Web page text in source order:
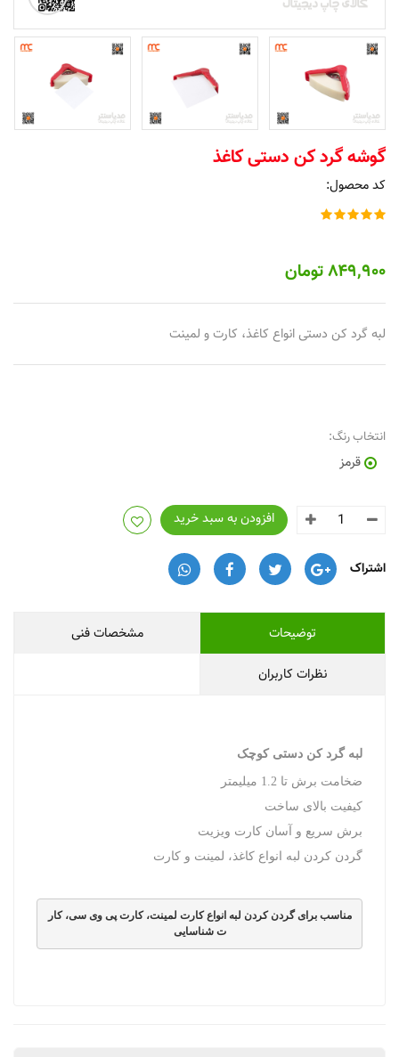
گوشه گرد کن دستی کاغذ
کد محصول:
۸۴۹,۹۰۰تومان
لبه گرد کن دستی انواع کاغذ، کارت و لمینت
انتخاب رنگ:
قرمز
افزودن به سبد خرید
اشتراک
توضیحات
مشخصات فنی
نظرات کاربران
لبه گرد کن دستی کوچک
ضخامت برش تا 1.2 میلیمتر
کیفیت بالای ساخت
برش سریع و آسان کارت ویزیت
گردن کردن لبه انواع کاغذ، لمینت و کارت
مناسب برای گردن کردن لبه انواع کارت لمینت، کارت پی وی سی، کار
ت شناسایی